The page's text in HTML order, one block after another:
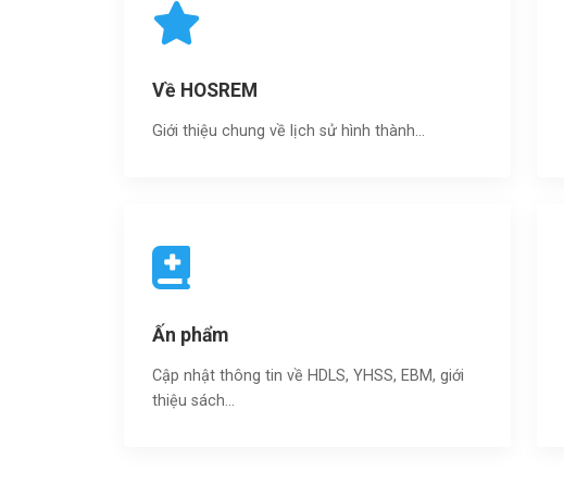
Về HOSREM
Giới thiệu chung về lịch sử hình thành...
Ấn phẩm
Cập nhật thông tin về HDLS, YHSS, EBM, giới
thiệu sách…